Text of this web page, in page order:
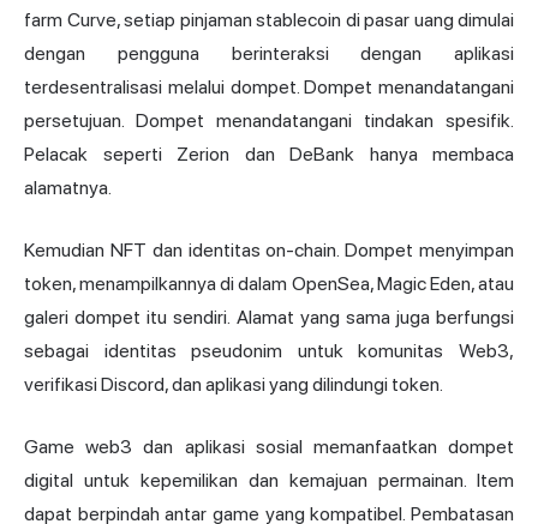
farm Curve, setiap pinjaman stablecoin di pasar uang dimulai
dengan pengguna berinteraksi dengan aplikasi
terdesentralisasi melalui dompet. Dompet menandatangani
persetujuan. Dompet menandatangani tindakan spesifik.
Pelacak seperti Zerion dan DeBank hanya membaca
alamatnya.
Kemudian NFT dan identitas on-chain. Dompet menyimpan
token, menampilkannya di dalam OpenSea, Magic Eden, atau
galeri dompet itu sendiri. Alamat yang sama juga berfungsi
sebagai identitas pseudonim untuk komunitas Web3,
verifikasi Discord, dan aplikasi yang dilindungi token.
Game web3 dan aplikasi sosial memanfaatkan dompet
digital untuk kepemilikan dan kemajuan permainan. Item
dapat berpindah antar game yang kompatibel. Pembatasan